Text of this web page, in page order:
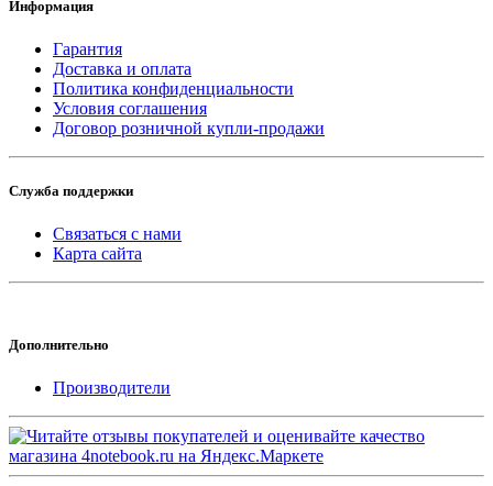
Информация
Гарантия
Доставка и оплата
Политика конфиденциальности
Условия соглашения
Договор розничной купли-продажи
Служба поддержки
Связаться с нами
Карта сайта
Дополнительно
Производители